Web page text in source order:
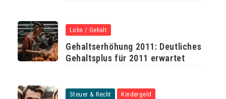
Lohn / Gehalt
Gehaltserhöhung 2011: Deutliches
Gehaltsplus für 2011 erwartet
Steuer & Recht Kindergeld